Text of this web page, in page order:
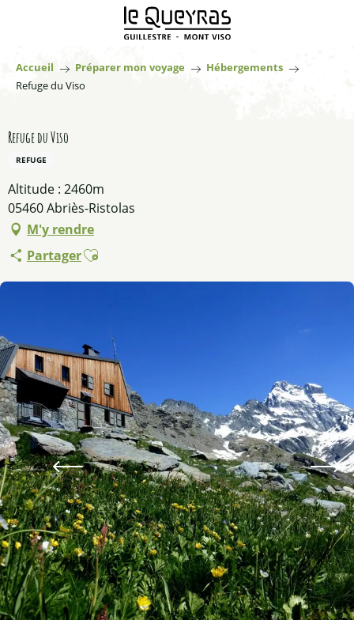
principal
Accueil Préparer mon voyage
Hébergements
Refuge du Viso
Refuge du Viso
REFUGE
Altitude : 2460m
05460 Abriès-Ristolas
M'y rendre
PartagerAjouter aux favoris